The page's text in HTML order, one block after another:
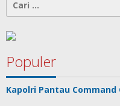
untuk:
Populer
Kapolri Pantau